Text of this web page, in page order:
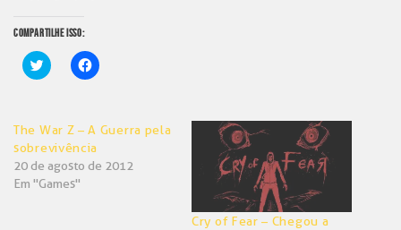
COMPARTILHE ISSO:
Clique
para
nova
janela)
Clique
para
nova
janela)
The War Z – A Guerra pela
sobrevivência
20 de agosto de 2012
Em "Games"
Cry of Fear – Chegou a